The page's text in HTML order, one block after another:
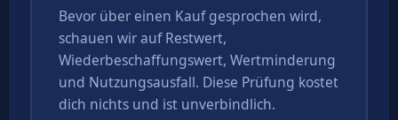
Bevor über einen Kauf gesprochen wird,
schauen wir auf Restwert,
Wiederbeschaffungswert, Wertminderung
und Nutzungsausfall. Diese Prüfung kostet
dich nichts und ist unverbindlich.